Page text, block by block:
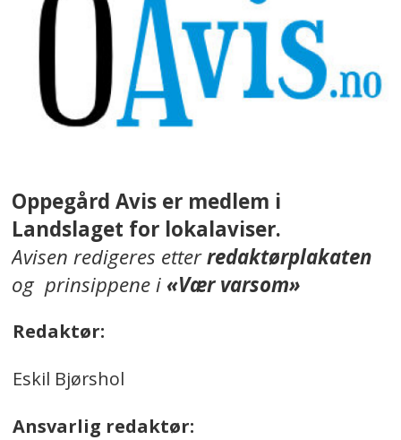
Oppegård Avis er medlem i
Landslaget for lokalaviser.
Avisen redigeres etterredaktørplakaten
og prinsippene i«Vær varsom»
Redaktør:
Eskil Bjørshol
Ansvarlig redaktør: